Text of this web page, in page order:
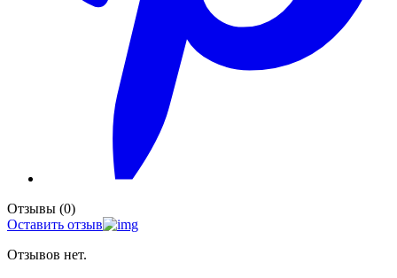
Отзывы (0)
Оставить отзыв
Отзывов нет.